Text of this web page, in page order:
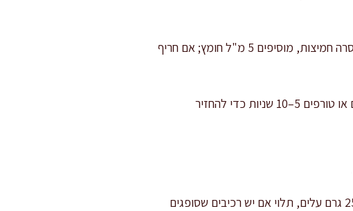
טועמים ומאזנים: טועמים עם עלה חסה או פרוסת מלפפון (לא עם כפית נקייה בלבד). אם חסרה חמיצות, מוסיפים 5 מ"ל חומץ; אם חריף
שומרים נכון: מעבירים לצנצנת נקייה וסגורה. שומרים במקרר עד 5 ימים. לפני שימוש מנערים או טורפים 5–10 שניות כדי להחזיר
בסלט ירוק קלאסי אני מתחילה בכמות קטנה ומוסיפה בהדרגה: 25–35 מ"ל רוטב על כ-200–250 גרם עלים, תלוי אם יש רכיבים שסופגים